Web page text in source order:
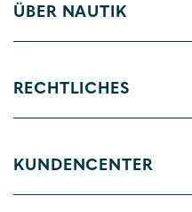
ÜBER NAUTIK
RECHTLICHES
KUNDENCENTER